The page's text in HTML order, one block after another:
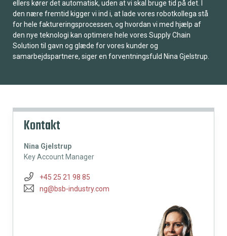
ellers kører det automatisk, uden at vi skal bruge tid på det. I
den nære fremtid kigger vi ind i, at lade vores robotkollega stå
for hele faktureringsprocessen, og hvordan vi med hjælp af
den nye teknologi kan optimere hele vores Supply Chain
Solution til gavn og glæde for vores kunder og
samarbejdspartnere, siger en forventningsfuld Nina Gjelstrup.
Kontakt
Nina Gjelstrup
Key Account Manager
+45 25 21 98 85
ng@bsb-industry.com